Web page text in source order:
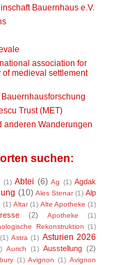
Bauernhaus e.V.
association for
medieval settlement
Trust (MET)
anderen Wanderungen
suchen:
(1) Abtei (6) Ag (1) Agdak
(10) Ales Stenar (1) Alp
(1) Altar (1) Alte Apotheke (1)
(2) Apotheke
(1)
Rekonstruktion (1)
(1) Astra (1) Asturien 2026
Aurich (1) Ausstellung (2)
(1) Avignon (1) Avignon